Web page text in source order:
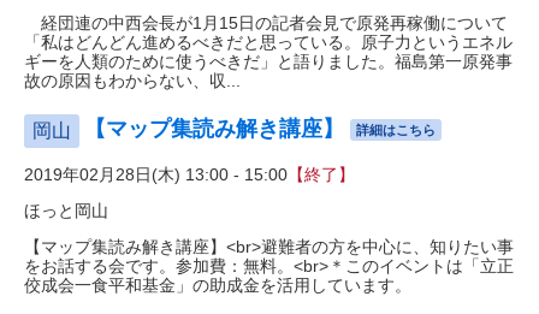
経団連の中西会長が1月15日の記者会見で原発再稼働について
「私はどんどん進めるべきだと思っている。原子力というエネル
ギーを人類のために使うべきだ」と語りました。福島第一原発事
故の原因もわからない、収...
岡山 【マップ集読み解き講座】 詳細はこちら
2019年02月28日(木) 13:00 - 15:00 【終了】
ほっと岡山
【マップ集読み解き講座】<br>避難者の方を中心に、知りたい事
をお話する会です。参加費：無料。<br>＊このイベントは「立正
佼成会一食平和基金」の助成金を活用しています。